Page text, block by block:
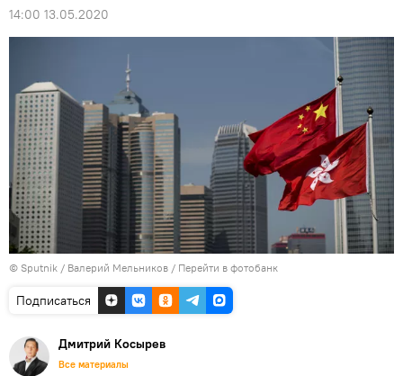
14:00 13.05.2020
© Sputnik / Валерий Мельников / Перейти в фотобанк
Подписаться
Дмитрий Косырев
Все материалы